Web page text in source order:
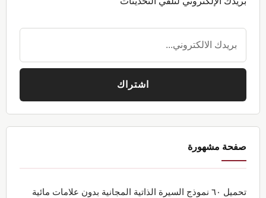
صفحة مشهورة
تحميل ٦٠ نموذج السيرة الذاتية المجانية بدون علامات مائية